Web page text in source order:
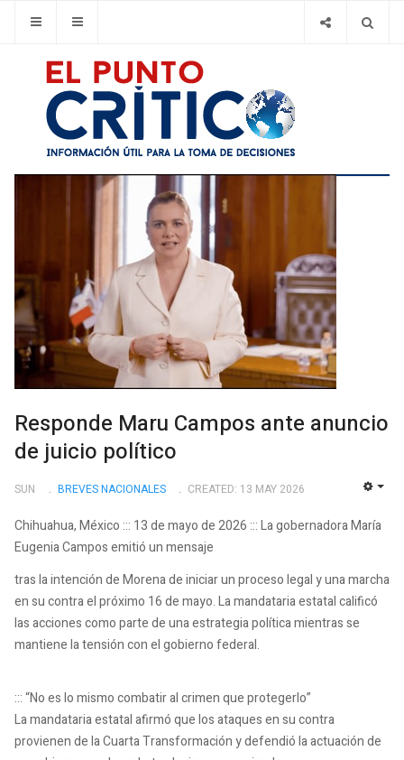
Responde Maru Campos ante anuncio
de juicio político
SUN BREVES NACIONALES CREATED: 13 MAY 2026
Chihuahua, México ::: 13 de mayo de 2026 ::: La gobernadora María
Eugenia Campos emitió un mensaje
tras la intención de Morena de iniciar un proceso legal y una marcha
en su contra el próximo 16 de mayo. La mandataria estatal calificó
las acciones como parte de una estrategia política mientras se
mantiene la tensión con el gobierno federal.
::: “No es lo mismo combatir al crimen que protegerlo”
La mandataria estatal afirmó que los ataques en su contra
provienen de la Cuarta Transformación y defendió la actuación de